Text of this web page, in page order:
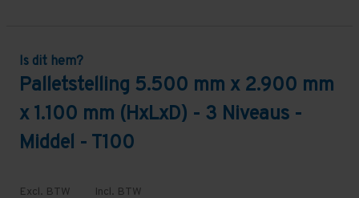
Is dit hem?
Palletstelling 5.500 mm x 2.900 mm
x 1.100 mm (HxLxD) - 3 Niveaus -
Middel - T100
Excl. BTW Incl. BTW